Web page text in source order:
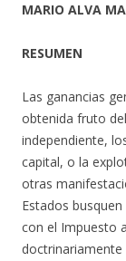
MARIO ALVA
RESUMEN
Las ganancias
obtenida fruto
independiente,
capital, o la
otras
Estados
con el Impuesto